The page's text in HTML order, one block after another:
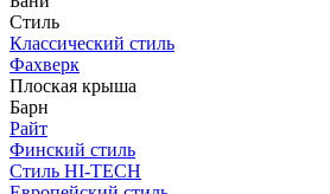
Стиль
Классический стиль
Фахверк
Плоская крыша
Барн
Райт
Финский стиль
Стиль HI-TECH